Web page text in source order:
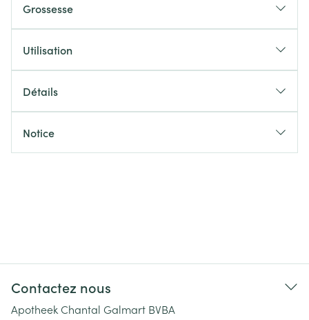
Grossesse
Utilisation
Détails
Notice
Contactez nous
Apotheek Chantal Galmart BVBA